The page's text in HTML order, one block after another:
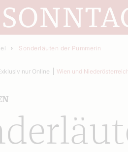
Sonderläuten der Pummerin
nur Online Wien und